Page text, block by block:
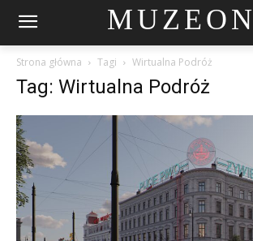
MUZEON
Strona główna Tagi Wirtualna Podróż
Tag: Wirtualna Podróż